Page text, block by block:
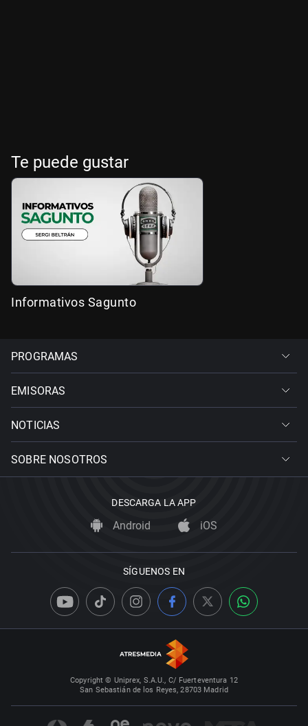
Te puede gustar
Informativos Sagunto
PROGRAMAS
EMISORAS
NOTICIAS
SOBRE NOSOTROS
DESCARGA LA APP
Android iOS
SÍGUENOS EN
Copyright © Uniprex, S.A.U., C/ Fuerteventura 12
San Sebastián de los Reyes, 28703 Madrid